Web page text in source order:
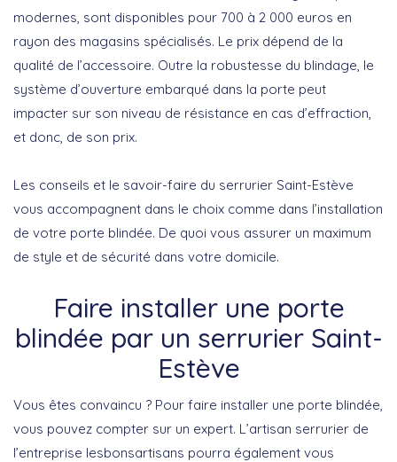
modernes, sont disponibles pour 700 à 2 000 euros en
rayon des magasins spécialisés. Le prix dépend de la
qualité de l’accessoire. Outre la robustesse du blindage, le
système d’ouverture embarqué dans la porte peut
impacter sur son niveau de résistance en cas d’effraction,
et donc, de son prix.
Les conseils et le savoir-faire du serrurier Saint-Estève
vous accompagnent dans le choix comme dans l’installation
de votre porte blindée. De quoi vous assurer un maximum
de style et de sécurité dans votre domicile.
Faire installer une porte
blindée par un serrurier Saint-
Estève
Vous êtes convaincu ? Pour faire installer une porte blindée,
vous pouvez compter sur un expert. L’artisan serrurier de
l’entreprise lesbonsartisans pourra également vous